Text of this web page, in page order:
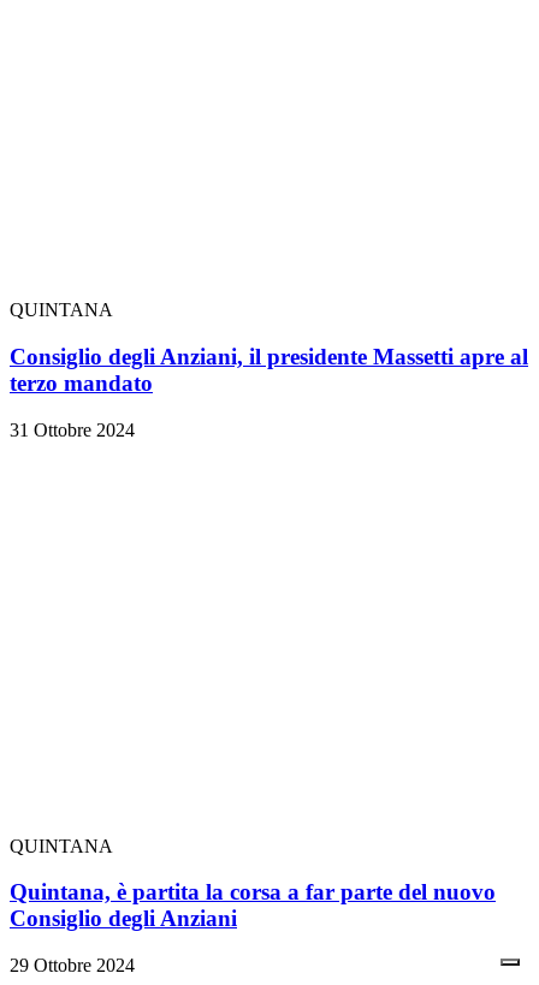
QUINTANA
Consiglio degli Anziani, il presidente Massetti apre al
terzo mandato
31 Ottobre 2024
QUINTANA
Quintana, è partita la corsa a far parte del nuovo
Consiglio degli Anziani
29 Ottobre 2024